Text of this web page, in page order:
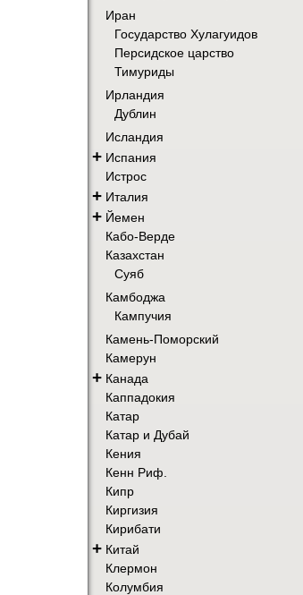
Иран
Государство Хулагуидов
Персидское царство
Тимуриды
Ирландия
Дублин
Исландия
+ Испания
Истрос
+ Италия
+ Йемен
Кабо-Верде
Казахстан
Суяб
Камбоджа
Кампучия
Камень-Поморский
Камерун
+ Канада
Каппадокия
Катар
Катар и Дубай
Кения
Кенн Риф.
Кипр
Киргизия
Кирибати
+ Китай
Клермон
Колумбия